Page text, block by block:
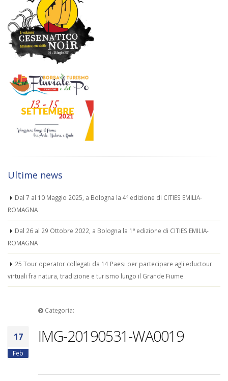
Ultime news
Dal 7 al 10 Maggio 2025, a Bologna la 4ª edizione di CITIES EMILIA-
ROMAGNA
Dal 26 al 29 Ottobre 2022, a Bologna la 1ª edizione di CITIES EMILIA-
ROMAGNA
25 Tour operator collegati da 14 Paesi per partecipare agli eductour
virtuali fra natura, tradizione e turismo lungo il Grande Fiume
Categoria:
17
Feb
IMG-20190531-WA0019